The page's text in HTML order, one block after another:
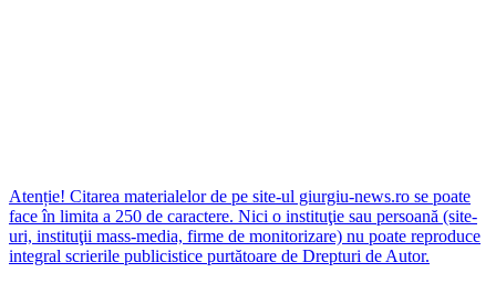
Atenție! Citarea materialelor de pe site-ul giurgiu-news.ro se poate
face în limita a 250 de caractere. Nici o instituţie sau persoană (site-
uri, instituţii mass-media, firme de monitorizare) nu poate reproduce
integral scrierile publicistice purtătoare de Drepturi de Autor.